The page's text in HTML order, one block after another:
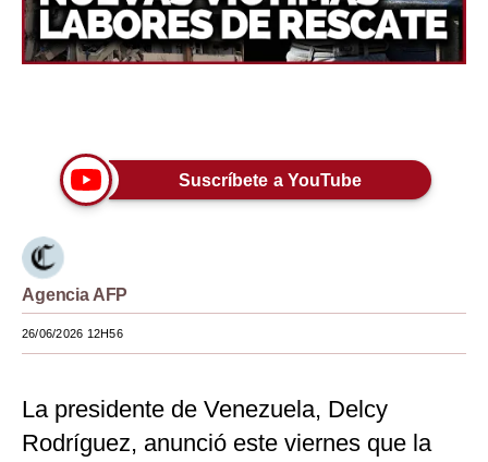
Viajes
Moda
EEUU
España
Internacional
Tecnología
Club del Suscriptor
Mix
Suscríbete a YouTube
Agencia AFP
26/06/2026 12H56
La presidente de Venezuela, Delcy
Rodríguez, anunció este viernes que la